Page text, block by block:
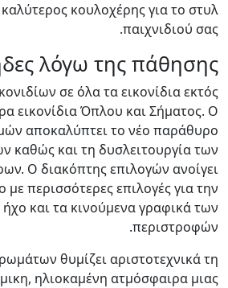
κουλοχέρης για το στυλ
παιχνιδιού σας.
λόγω της πάθησης
σε όλα τα εικονίδια εκτός
εικονίδια Όπλου και Σήματος. Ο
αποκαλύπτει το νέο παράθυρο
καθώς και τη δυσλειτουργία των
Ο διακόπτης επιλογών ανοίγει
περισσότερες επιλογές για την
ήχο και τα κινούμενα γραφικά των
περιστροφών.
θυμίζει αριστοτεχνικά τη
ηλιοκαμένη ατμόσφαιρα μιας